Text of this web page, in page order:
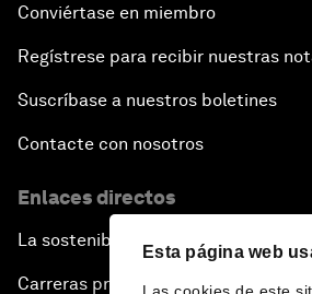
Esta página web
Conviértase en miembro
Regístrese para recibir nuestras
Suscríbase a nuestros boletines
Contacte con nosotros
Enlaces directos
La sostenibilidad en el Foro
Carreras profesionales